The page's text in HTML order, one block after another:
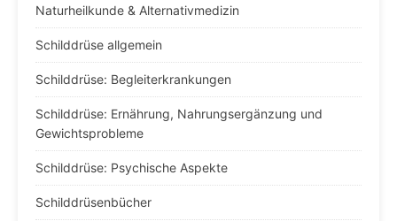
Naturheilkunde & Alternativmedizin
Schilddrüse allgemein
Schilddrüse: Begleiterkrankungen
Schilddrüse: Ernährung, Nahrungsergänzung und
Gewichtsprobleme
Schilddrüse: Psychische Aspekte
Schilddrüsenbücher